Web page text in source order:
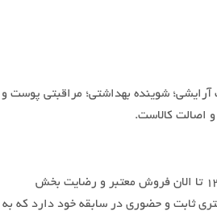
شوینده بهداشتی؛ مراقبتی پوست و
اصالت کالاست.
بانه لوکس حدود یک دهه است که مشغول فعالیت و از سال ۱۳۹۲ تا الان فروش معتبر و رضایت بخش
ثابت و حضوری در سابقه خود دارد که به